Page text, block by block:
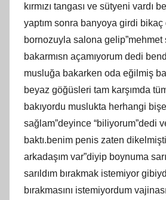
kırmızı tangası ve sütyeni vardı
yaptım sonra banyoya girdi bikaç
bornozuyla salona gelip”mehmet
bakarmısn açamıyorum dedi
musluğa bakarken oda eğilmiş
beyaz göğüsleri tam karşımda
bakıyordu muslukta herhangi
sağlam”deyince “biliyorum”dedi
baktı.benim penis zaten
arkadaşım var”diyip boynuma
sarıldım bırakmak istemiyor
bırakmasını istemiyordum